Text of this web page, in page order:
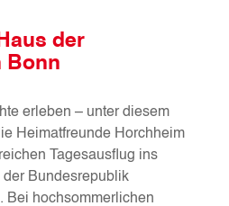
der
Bonn
erleben – unter diesem
Heimatfreunde Horchheim
Tagesausflug ins
der Bundesrepublik
Bei hochsommerlichen